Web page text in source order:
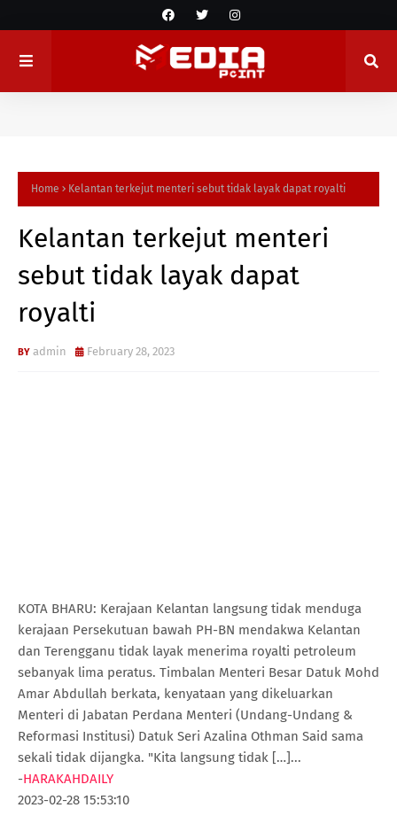
Home Kelantan terkejut menteri sebut tidak layak dapat royalti
Kelantan terkejut menteri
sebut tidak layak dapat
royalti
admin February 28, 2023
KOTA BHARU: Kerajaan Kelantan langsung tidak menduga
kerajaan Persekutuan bawah PH-BN mendakwa Kelantan
dan Terengganu tidak layak menerima royalti petroleum
sebanyak lima peratus. Timbalan Menteri Besar Datuk Mohd
Amar Abdullah berkata, kenyataan yang dikeluarkan
Menteri di Jabatan Perdana Menteri (Undang-Undang &
Reformasi Institusi) Datuk Seri Azalina Othman Said sama
sekali tidak dijangka. "Kita langsung tidak […]...
-HARAKAHDAILY
2023-02-28 15:53:10